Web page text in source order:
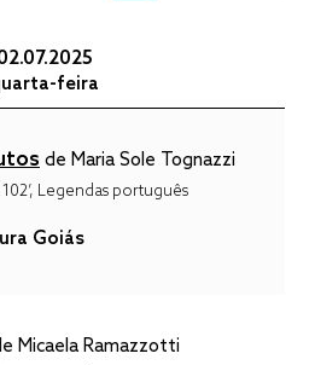
feira
de Maria Sole Tognazzi
Legendas português
Goiás
Micaela Ramazzotti